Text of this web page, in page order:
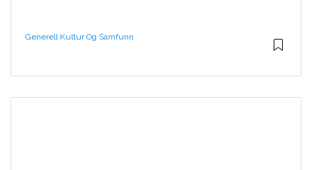
Generell Kultur Og Samfunn